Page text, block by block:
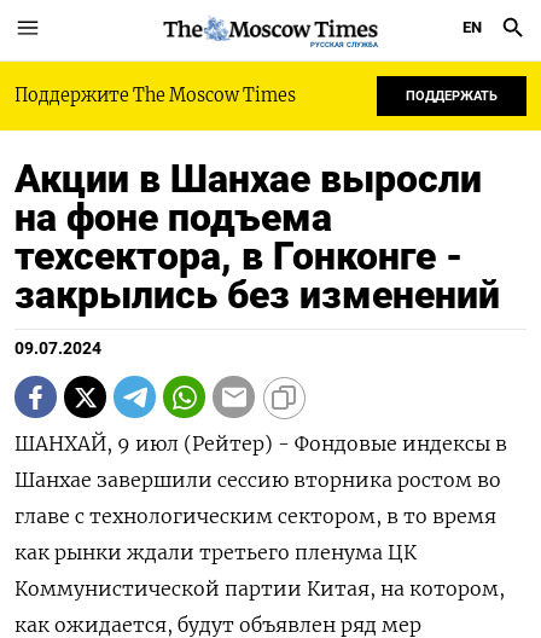
РУССКАЯ СЛУЖБА
EN
Поддержите The Moscow Times ПОДДЕРЖАТЬ
Акции в Шанхае выросли
на фоне подъема
техсектора, в Гонконге -
закрылись без изменений
09.07.2024
ШАНХАЙ, 9 июл (Рейтер) - Фондовые индексы в
Шанхае завершили сессию вторника ростом во
главе с технологическим сектором, в то время
как рынки ждали третьего пленума ЦК
Коммунистической партии Китая, на котором,
как ожидается, будут объявлен ряд мер